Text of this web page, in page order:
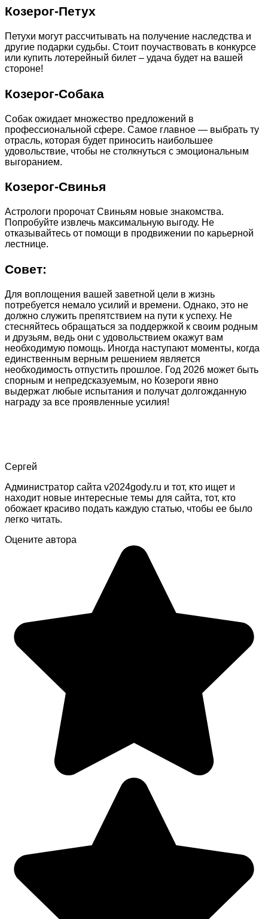
Козерог-Петух
Петухи могут рассчитывать на получение наследства и
другие подарки судьбы. Стоит поучаствовать в конкурсе
или купить лотерейный билет – удача будет на вашей
стороне!
Козерог-Собака
Собак ожидает множество предложений в
профессиональной сфере. Самое главное — выбрать ту
отрасль, которая будет приносить наибольшее
удовольствие, чтобы не столкнуться с эмоциональным
выгоранием.
Козерог-Свинья
Астрологи пророчат Свиньям новые знакомства.
Попробуйте извлечь максимальную выгоду. Не
отказывайтесь от помощи в продвижении по карьерной
лестнице.
Совет:
Для воплощения вашей заветной цели в жизнь
потребуется немало усилий и времени. Однако, это не
должно служить препятствием на пути к успеху. Не
стесняйтесь обращаться за поддержкой к своим родным
и друзьям, ведь они с удовольствием окажут вам
необходимую помощь. Иногда наступают моменты, когда
единственным верным решением является
необходимость отпустить прошлое. Год 2026 может быть
спорным и непредсказуемым, но Козероги явно
выдержат любые испытания и получат долгожданную
награду за все проявленные усилия!
Сергей
Администратор сайта v2024gody.ru и тот, кто ищет и
находит новые интересные темы для сайта, тот, кто
обожает красиво подать каждую статью, чтобы ее было
легко читать.
Оцените автора